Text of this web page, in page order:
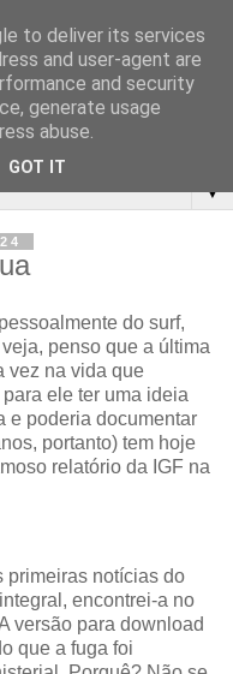
▼
do surf,
penso que a última
vez na vida que
ele ter uma ideia
e poderia documentar
portanto) tem hoje
relatório da IGF na
primeiras notícias do
encontrei-a no
versão para download
que a fuga foi
to deliver its services
and user-agent are
and security
generate usage
abuse.
GOT IT